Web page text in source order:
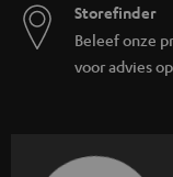
Storefinder
Beleef onze
voor advies